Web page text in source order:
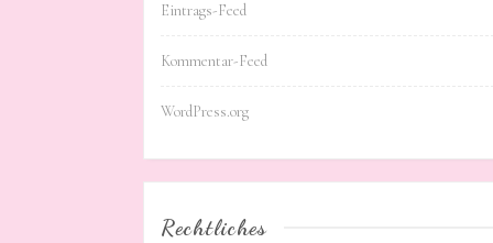
Eintrags-Feed
Kommentar-Feed
WordPress.org
Rechtliches